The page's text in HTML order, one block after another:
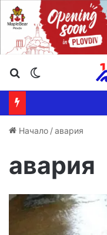
Търсене ...
Начало /авария
авария